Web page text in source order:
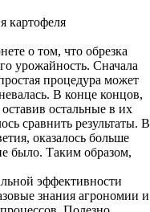
картофеля
о том, что обрезка
урожайность. Сначала
процедура может
В конце концов,
остальные в их
сравнить результаты. В
оказалось больше
было. Таким образом,
эффективности
знания агрономии и